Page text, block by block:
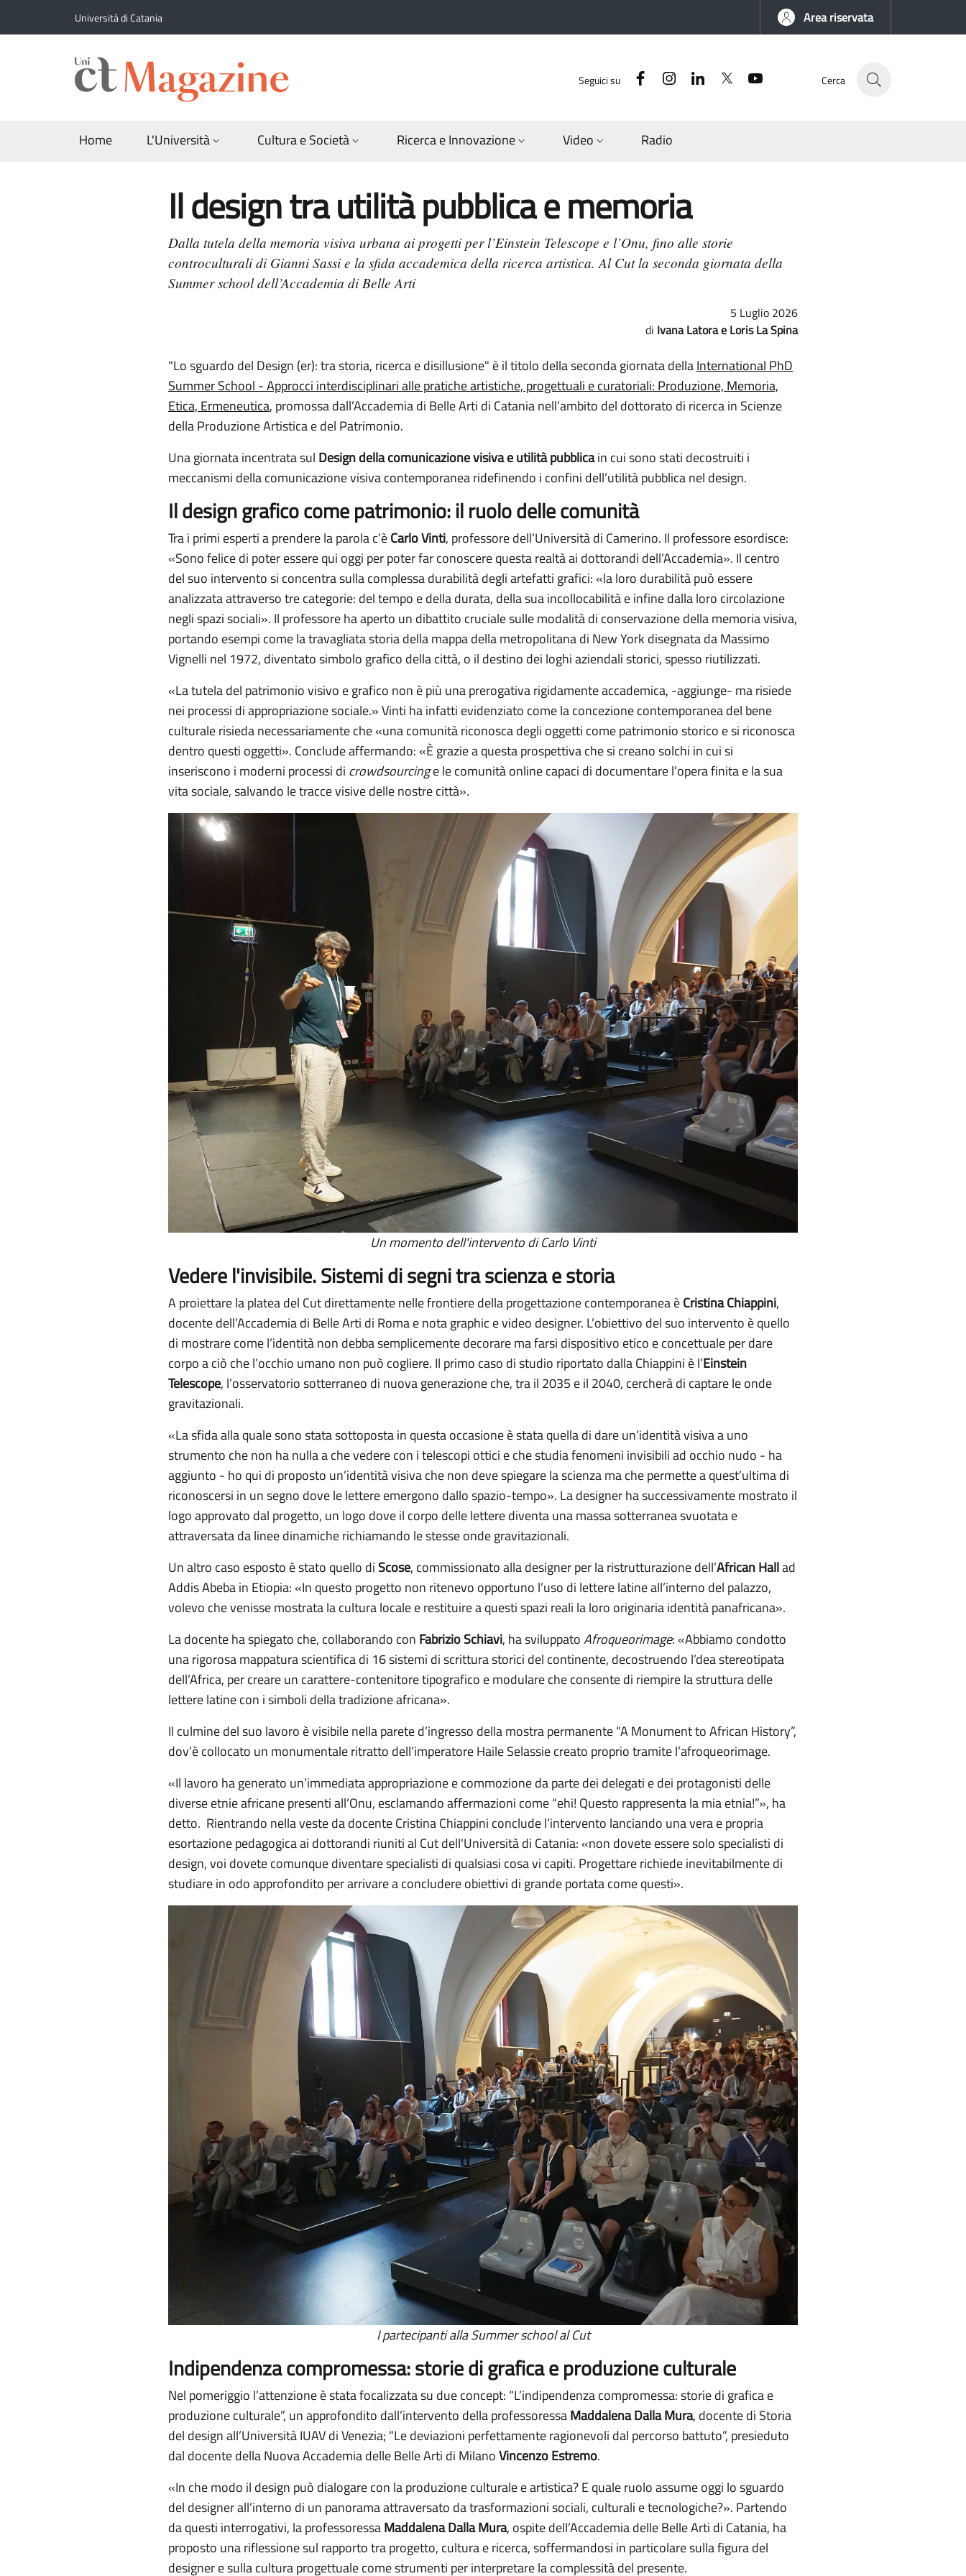
Università di Catania Area riservata
Seguici su FacebookInstagramLinkedinTwitter Cerca
Home L'Università Cultura e Società Ricerca e Innovazione Video Radio
Il design tra utilità pubblica e memoria
Dalla tutela della memoria visiva urbana ai progetti per l’Einstein Telescope e l’Onu, fino alle storie
controculturali di Gianni Sassi e la sfida accademica della ricerca artistica. Al Cut la seconda giornata della
Summer school dell’Accademia di Belle Arti
5 Luglio 2026
Ivana Latora e Loris La Spina
"Lo sguardo del Design (er): tra storia, ricerca e disillusione" è il titolo della seconda giornata dellaInternational PhD
Summer School - Approcci interdisciplinari alle pratiche artistiche, progettuali e curatoriali: Produzione, Memoria,
Etica, Ermeneutica, promossa dall’Accademia di Belle Arti di Catania nell’ambito del dottorato di ricerca in Scienze
della Produzione Artistica e del Patrimonio.
Una giornata incentrata sul Design della comunicazione visiva e utilità pubblicain cui sono stati decostruiti i
meccanismi della comunicazione visiva contemporanea ridefinendo i confini dell’utilità pubblica nel design.
Il design grafico come patrimonio: il ruolo delle comunità
Tra i primi esperti a prendere la parola c’èCarlo Vinti, professore dell’Università di Camerino. Il professore esordisce:
«Sono felice di poter essere qui oggi per poter far conoscere questa realtà ai dottorandi dell’Accademia». Il centro
del suo intervento si concentra sulla complessa durabilità degli artefatti grafici: «la loro durabilità può essere
analizzata attraverso tre categorie: del tempo e della durata, della sua incollocabilità e infine dalla loro circolazione
negli spazi sociali». Il professore ha aperto un dibattito cruciale sulle modalità di conservazione della memoria visiva,
portando esempi come la travagliata storia della mappa della metropolitana di New York disegnata da Massimo
Vignelli nel 1972, diventato simbolo grafico della città, o il destino dei loghi aziendali storici, spesso riutilizzati.
«La tutela del patrimonio visivo e grafico non è più una prerogativa rigidamente accademica, -aggiunge- ma risiede
nei processi di appropriazione sociale.» Vinti ha infatti evidenziato come la concezione contemporanea del bene
culturale risieda necessariamente che «una comunità riconosca degli oggetti come patrimonio storico e si riconosca
dentro questi oggetti». Conclude affermando: «È grazie a questa prospettiva che si creano solchi in cui si
inseriscono i moderni processi di crowdsourcinge le comunità online capaci di documentare l’opera finita e la sua
vita sociale, salvando le tracce visive delle nostre città».
Un momento dell'intervento di Carlo Vinti
Vedere l'invisibile. Sistemi di segni tra scienza e storia
A proiettare la platea del Cut direttamente nelle frontiere della progettazione contemporanea èCristina Chiappini,
docente dell’Accademia di Belle Arti di Roma e nota graphic e video designer. L’obiettivo del suo intervento è quello
di mostrare come l’identità non debba semplicemente decorare ma farsi dispositivo etico e concettuale per dare
corpo a ciò che l’occhio umano non può cogliere. Il primo caso di studio riportato dalla Chiappini è l’Einstein
Telescope, l’osservatorio sotterraneo di nuova generazione che, tra il 2035 e il 2040, cercherà di captare le onde
gravitazionali.
«La sfida alla quale sono stata sottoposta in questa occasione è stata quella di dare un’identità visiva a uno
strumento che non ha nulla a che vedere con i telescopi ottici e che studia fenomeni invisibili ad occhio nudo - ha
aggiunto - ho qui di proposto un’identità visiva che non deve spiegare la scienza ma che permette a quest’ultima di
riconoscersi in un segno dove le lettere emergono dallo spazio-tempo». La designer ha successivamente mostrato il
logo approvato dal progetto, un logo dove il corpo delle lettere diventa una massa sotterranea svuotata e
attraversata da linee dinamiche richiamando le stesse onde gravitazionali.
Un altro caso esposto è stato quello diScose, commissionato alla designer per la ristrutturazione dell’African Hallad
Addis Abeba in Etiopia: «In questo progetto non ritenevo opportuno l’uso di lettere latine all’interno del palazzo,
volevo che venisse mostrata la cultura locale e restituire a questi spazi reali la loro originaria identità panafricana».
La docente ha spiegato che, collaborando con Fabrizio Schiavi, ha sviluppatoAfroqueorimage: «Abbiamo condotto
una rigorosa mappatura scientifica di 16 sistemi di scrittura storici del continente, decostruendo l’dea stereotipata
dell’Africa, per creare un carattere-contenitore tipografico e modulare che consente di riempire la struttura delle
lettere latine con i simboli della tradizione africana».
Il culmine del suo lavoro è visibile nella parete d’ingresso della mostra permanente “A Monument to African History”,
dov’è collocato un monumentale ritratto dell’imperatore Haile Selassie creato proprio tramite l’afroqueorimage.
«Il lavoro ha generato un’immediata appropriazione e commozione da parte dei delegati e dei protagonisti delle
diverse etnie africane presenti all’Onu, esclamando affermazioni come “ehi! Questo rappresenta la mia etnia!”», ha
detto. Rientrando nella veste da docente Cristina Chiappini conclude l’intervento lanciando una vera e propria
esortazione pedagogica ai dottorandi riuniti al Cut dell'Università di Catania: «non dovete essere solo specialisti di
design, voi dovete comunque diventare specialisti di qualsiasi cosa vi capiti. Progettare richiede inevitabilmente di
studiare in odo approfondito per arrivare a concludere obiettivi di grande portata come questi».
I partecipanti alla Summer school al Cut
Indipendenza compromessa: storie di grafica e produzione culturale
Nel pomeriggio l’attenzione è stata focalizzata su due concept: “L’indipendenza compromessa: storie di grafica e
produzione culturale”, un approfondito dall’intervento della professoressaMaddalena Dalla Mura, docente di Storia
del design all’Università IUAV di Venezia; “Le deviazioni perfettamente ragionevoli dal percorso battuto”, presieduto
dal docente della Nuova Accademia delle Belle Arti di MilanoVincenzo Estremo.
«In che modo il design può dialogare con la produzione culturale e artistica? E quale ruolo assume oggi lo sguardo
del designer all’interno di un panorama attraversato da trasformazioni sociali, culturali e tecnologiche?». Partendo
da questi interrogativi, la professoressaMaddalena Dalla Mura, ospite dell’Accademia delle Belle Arti di Catania, ha
proposto una riflessione sul rapporto tra progetto, cultura e ricerca, soffermandosi in particolare sulla figura del
designer e sulla cultura progettuale come strumenti per interpretare la complessità del presente.